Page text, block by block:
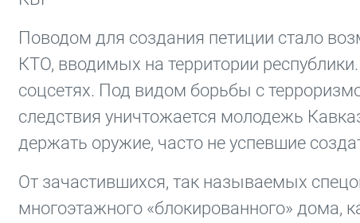
Поводом для создания петиции стало
КТО, вводимых на территории
соцсетях. Под видом борьбы с
следствия уничтожается молодежь
держать оружие, часто не успевшие
От зачастившихся, так называемых
многоэтажного «блокированного» дома,